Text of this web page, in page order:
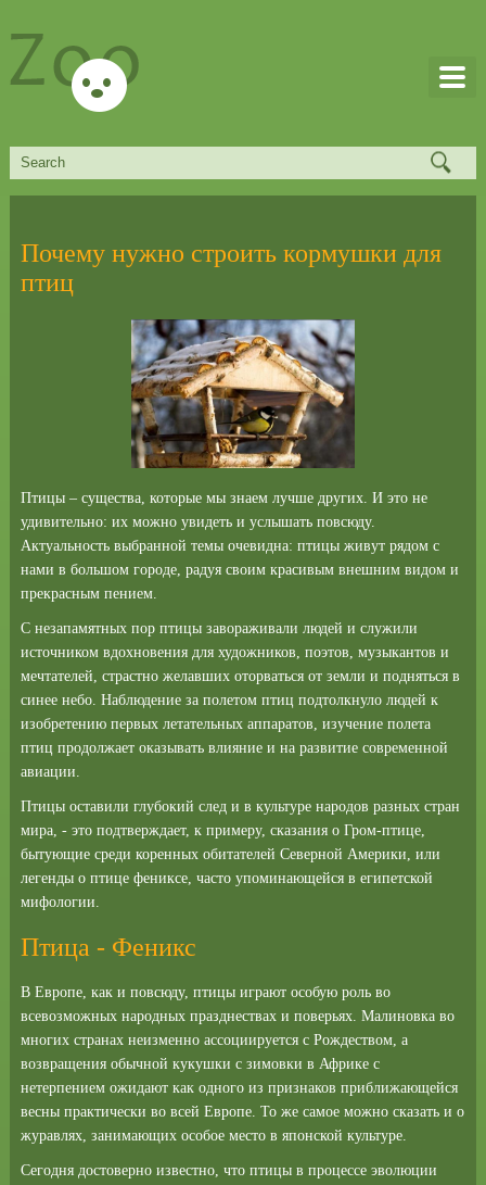
Почему нужно строить кормушки для
птиц
Птицы – существа, которые мы знаем лучше других. И это не
удивительно: их можно увидеть и услышать повсюду.
Актуальность выбранной темы очевидна: птицы живут рядом с
нами в большом городе, радуя своим красивым внешним видом и
прекрасным пением.
С незапамятных пор птицы завораживали людей и служили
источником вдохновения для художников, поэтов, музыкантов и
мечтателей, страстно желавших оторваться от земли и подняться в
синее небо. Наблюдение за полетом птиц подтолкнуло людей к
изобретению первых летательных аппаратов, изучение полета
птиц продолжает оказывать влияние и на развитие современной
авиации.
Птицы оставили глубокий след и в культуре народов разных стран
мира, - это подтверждает, к примеру, сказания о Гром-птице,
бытующие среди коренных обитателей Северной Америки, или
легенды о птице фениксе, часто упоминающейся в египетской
мифологии.
Птица - Феникс
В Европе, как и повсюду, птицы играют особую роль во
всевозможных народных празднествах и поверьях. Малиновка во
многих странах неизменно ассоциируется с Рождеством, а
возвращения обычной кукушки с зимовки в Африке с
нетерпением ожидают как одного из признаков приближающейся
весны практически во всей Европе. То же самое можно сказать и о
журавлях, занимающих особое место в японской культуре.
Сегодня достоверно известно, что птицы в процессе эволюции